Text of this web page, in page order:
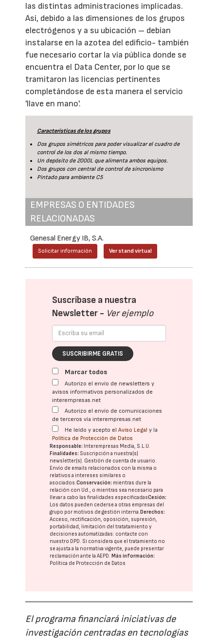
las distintas administraciones implicadas.
Así, debido a las dimensiones de los grupos
electrógenos y a su ubicación – debían
instalarse en la azotea del edificio- también
fue necesario cortar la vía pública donde se
encuentra el Data Center, por lo que se
tramitaron las licencias pertinentes
completándose de esta manera el servicio
'llave en mano'.
Características de los grupos
Dos grupos simétricos para poder visualizar el cuadro de
control de los dos al mismo tiempo.
Un depósito de 2000L que alimenta ambos equipos.
Dos grupos con central de control de sincronismo
Pintado para ambiente C5
EMPRESAS O ENTIDADES
RELACIONADAS
Genesal Energy IB, S.A.
Solicitar información Ver stand virtual
Suscríbase a nuestra
Newsletter - Ver ejemplo
SUSCRIBIRME GRATIS
Marcar todos
Autorizo el envío de newsletters y
avisos informativos personalizados de
interempresas.net
Autorizo el envío de comunicaciones
de terceros vía interempresas.net
He leído y acepto elAviso Legal y la
Política de Protección de Datos
Responsable: Interempresas Media, S.L.U.
Finalidades: Suscripción a nuestra(s)
newsletter(s). Gestión de cuenta de usuario.
Envío de emails relacionados con la misma o
relativos a intereses similares o
asociados.Conservación: mientras dure la
relación con Ud., o mientras sea necesario para
llevar a cabo las finalidades especificadasCesión:
Los datos pueden cederse a otras empresas del
grupo por motivos de gestión interna.Derechos:
Acceso, rectificación, oposición, supresión,
portabilidad, limitación del tratatamiento y
decisiones automatizadas: contacte con
nuestro DPD. Si considera que el tratamiento no
se ajusta a la normativa vigente, puede presentar
reclamación ante laAEPD.Más información:
Política de Protección de Datos
El programa financiará iniciativas de
investigación centradas en tecnologías